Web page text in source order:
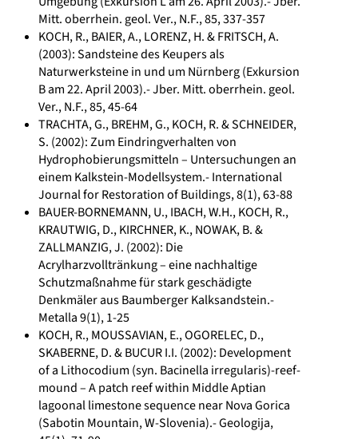
Mitt. oberrhein. geol. Ver., N.F., 85, 337-357
KOCH, R., BAIER, A., LORENZ, H. & FRITSCH, A.
(2003): Sandsteine des Keupers als
Naturwerksteine in und um Nürnberg (Exkursion
B am 22. April 2003).- Jber. Mitt. oberrhein. geol.
Ver., N.F., 85, 45-64
TRACHTA, G., BREHM, G., KOCH, R. & SCHNEIDER,
S. (2002): Zum Eindringverhalten von
Hydrophobierungsmitteln – Untersuchungen an
einem Kalkstein-Modellsystem.- International
Journal for Restoration of Buildings, 8(1), 63-88
BAUER-BORNEMANN, U., IBACH, W.H., KOCH, R.,
KRAUTWIG, D., KIRCHNER, K., NOWAK, B. &
ZALLMANZIG, J. (2002): Die
Acrylharzvolltränkung – eine nachhaltige
Schutzmaßnahme für stark geschädigte
Denkmäler aus Baumberger Kalksandstein.-
Metalla 9(1), 1-25
KOCH, R., MOUSSAVIAN, E., OGORELEC, D.,
SKABERNE, D. & BUCUR I.I. (2002): Development
of a Lithocodium (syn. Bacinella irregularis)-reef-
mound – A patch reef within Middle Aptian
lagoonal limestone sequence near Nova Gorica
(Sabotin Mountain, W-Slovenia).- Geologija,